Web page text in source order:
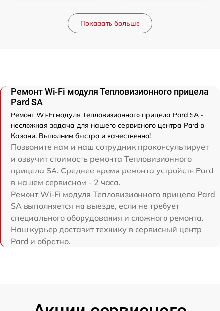
Показать больше
Ремонт Wi-Fi модуля Тепловизионного прицела
Pard SA
Ремонт Wi-Fi модуля Тепловизионного прицела Pard SA -
несложная задача для нашего сервисного центра Pard в
Казани. Выполним быстро и качественно!
Позвоните нам и наш сотрудник проконсультирует
и озвучит стоимость ремонта Тепловизионного
прицела SA. Среднее время ремонта устройств Pard
в нашем сервисном - 2 часа.
Ремонт Wi-Fi модуля Тепловизионного прицела Pard
SA выполняется на выезде, если не требует
специального оборудования и сложного ремонта.
Наш курьер доставит технику в сервисный центр
Pard и обратно.